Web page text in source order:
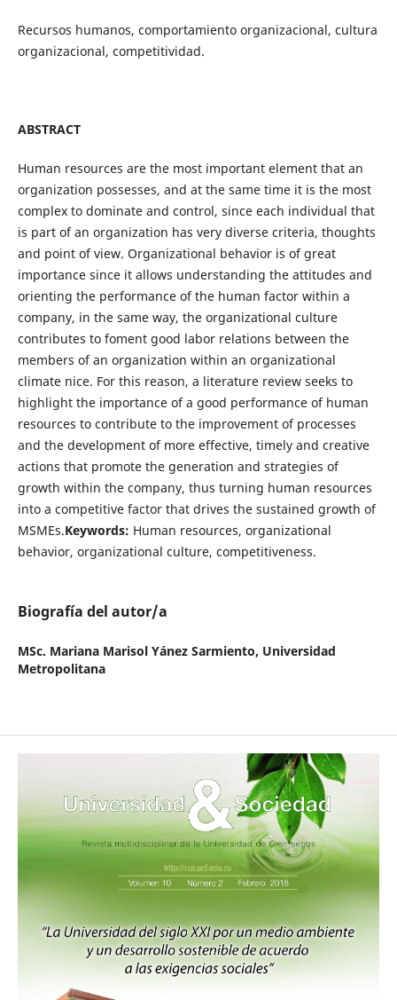
Recursos humanos, comportamiento organizacional, cultura
organizacional, competitividad.
ABSTRACT
Human resources are the most important element that an
organization possesses, and at the same time it is the most
complex to dominate and control, since each individual that
is part of an organization has very diverse criteria, thoughts
and point of view. Organizational behavior is of great
importance since it allows understanding the attitudes and
orienting the performance of the human factor within a
company, in the same way, the organizational culture
contributes to foment good labor relations between the
members of an organization within an organizational
climate nice. For this reason, a literature review seeks to
highlight the importance of a good performance of human
resources to contribute to the improvement of processes
and the development of more effective, timely and creative
actions that promote the generation and strategies of
growth within the company, thus turning human resources
into a competitive factor that drives the sustained growth of
MSMEs.Keywords: Human resources, organizational
behavior, organizational culture, competitiveness.
Biografía del autor/a
MSc. Mariana Marisol Yánez Sarmiento, Universidad
Metropolitana